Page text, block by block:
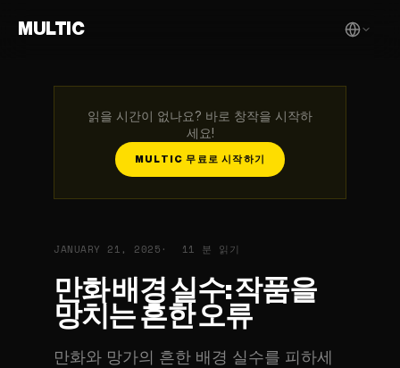
MULTIC
읽을 시간이 없나요? 바로 창작을 시작하
세요!
MULTIC 무료로 시작하기
JANUARY 21, 2025 11 분 읽기
만화 배경 실수: 작품을
망치는 흔한 오류
만화와 망가의 흔한 배경 실수를 피하세